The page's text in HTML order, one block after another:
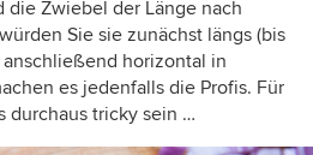
die Zwiebel der Länge nach
Sie sie zunächst längs (bis
horizontal in
es jedenfalls die Profis. Für
durchaus tricky sein …